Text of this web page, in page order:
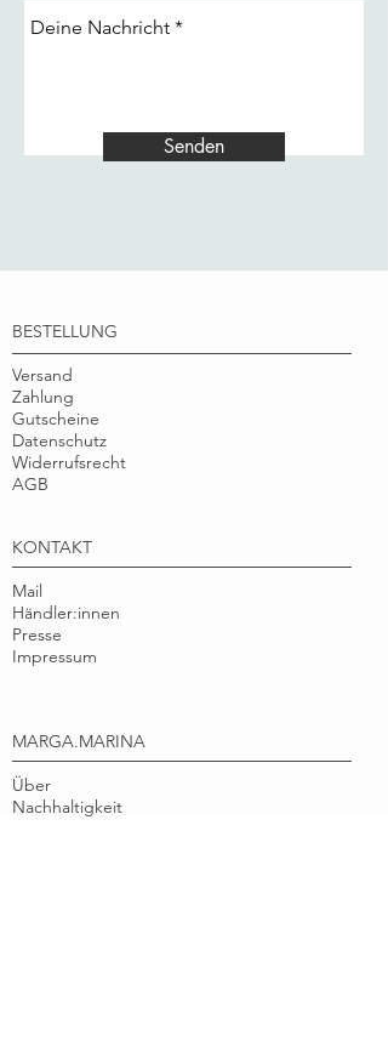
Senden
BESTELLUNG
Versand
Zahlung
Gutscheine
Datenschutz
Widerrufsrecht
AGB
KONTAKT
Mail
Händler:innen
Presse
Impressum
MARGA.MARINA
Über
Nachhaltigkeit